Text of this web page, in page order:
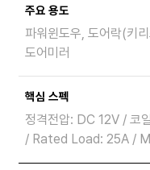
주요 용도
파워윈도우, 도어락(키
도어미러
핵심 스펙
정격전압: DC 12V / 코
/ Rated Load: 25A /